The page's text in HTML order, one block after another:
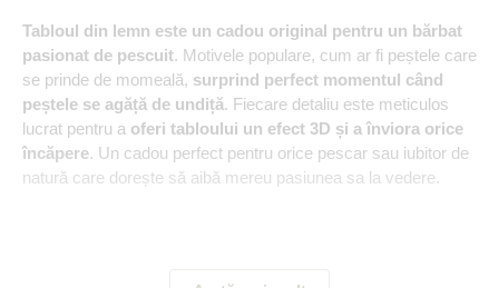
Tabloul din lemn este un cadou original pentru un bărbat
pasionat de pescuit. Motivele populare, cum ar fi peștele care
se prinde de momeală, surprind perfect momentul când
peștele se agăță de undiță. Fiecare detaliu este meticulos
lucrat pentru a oferi tabloului un efect 3D și a înviora orice
încăpere. Un cadou perfect pentru orice pescar sau iubitor de
natură care dorește să aibă mereu pasiunea sa la vedere.